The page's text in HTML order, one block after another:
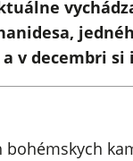
v decembri